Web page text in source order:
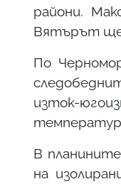
райони.
Вятърът ще
По
изток-
В
на